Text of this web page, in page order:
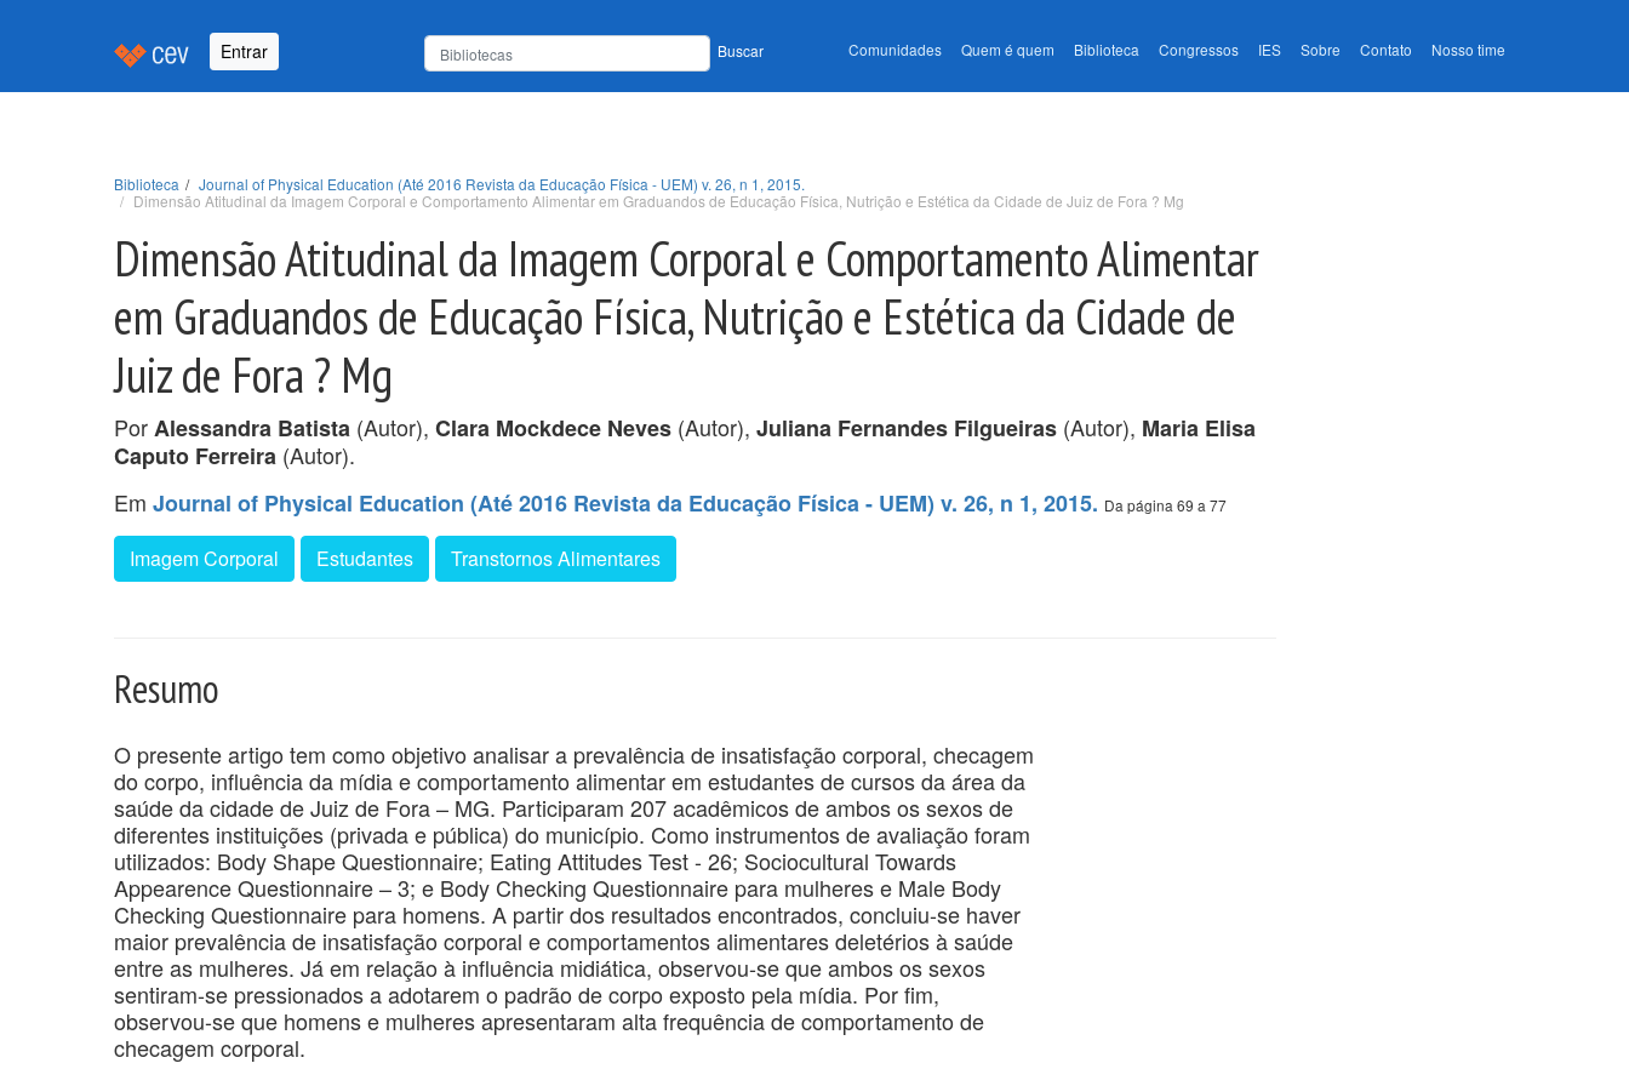
Entrar Buscar Comunidades Quem é quem Biblioteca Congressos IES Sobre Contato Nosso time
Biblioteca
Journal of Physical Education (Até 2016 Revista da Educação Física - UEM) v. 26, n 1, 2015.
Dimensão Atitudinal da Imagem Corporal e Comportamento Alimentar em Graduandos de Educação Física, Nutrição e Estética da Cidade de Juiz de Fora ? Mg
Dimensão Atitudinal da Imagem Corporal e Comportamento Alimentar
em Graduandos de Educação Física, Nutrição e Estética da Cidade de
Juiz de Fora ? Mg
PorAlessandra Batista (Autor), Clara Mockdece Neves (Autor), Juliana Fernandes Filgueiras (Autor), Maria Elisa
Caputo Ferreira (Autor).
Em Journal of Physical Education (Até 2016 Revista da Educação Física - UEM) v. 26, n 1, 2015. Da página 69 a 77
Imagem Corporal Estudantes Transtornos Alimentares
Resumo
O presente artigo tem como objetivo analisar a prevalência de insatisfação corporal, checagem
do corpo, influência da mídia e comportamento alimentar em estudantes de cursos da área da
saúde da cidade de Juiz de Fora – MG. Participaram 207 acadêmicos de ambos os sexos de
diferentes instituições (privada e pública) do município. Como instrumentos de avaliação foram
utilizados: Body Shape Questionnaire; Eating Attitudes Test - 26; Sociocultural Towards
Appearence Questionnaire – 3; e Body Checking Questionnaire para mulheres e Male Body
Checking Questionnaire para homens. A partir dos resultados encontrados, concluiu-se haver
maior prevalência de insatisfação corporal e comportamentos alimentares deletérios à saúde
entre as mulheres. Já em relação à influência midiática, observou-se que ambos os sexos
sentiram-se pressionados a adotarem o padrão de corpo exposto pela mídia. Por fim,
observou-se que homens e mulheres apresentaram alta frequência de comportamento de
checagem corporal.